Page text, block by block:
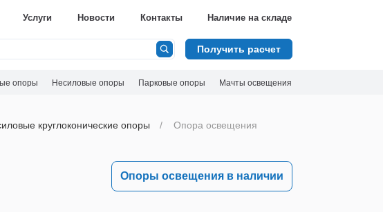
Услуги Новости Контакты Наличие на складе
Получить расчет
опоры Несиловые опоры Парковые опоры Мачты освещения
круглоконические опоры
Опора освещения
Опоры освещения в наличии